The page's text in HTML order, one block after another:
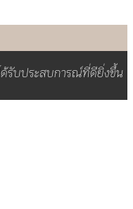
ด้รับประสบการณ์ที่ดียิ่งขึ้น